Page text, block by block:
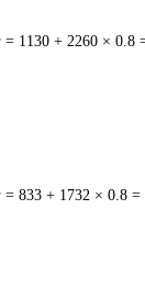
1130 + 2260 × 0.8
833 + 1732 × 0.8 =